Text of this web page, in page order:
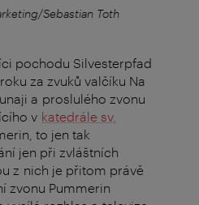
Sebastian Toth
pochodu Silvesterpfad
za zvuků valčíku Na
a proslulého zvonu
v katedrále sv.
to jen tak
jen při zvláštních
z nich je přitom právě
zvonu Pummerin